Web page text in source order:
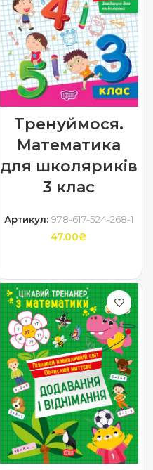
Тренуймося.
Математика
для школяриків
3 клас
Артикул: 978-617-524-268-1
47.00₴